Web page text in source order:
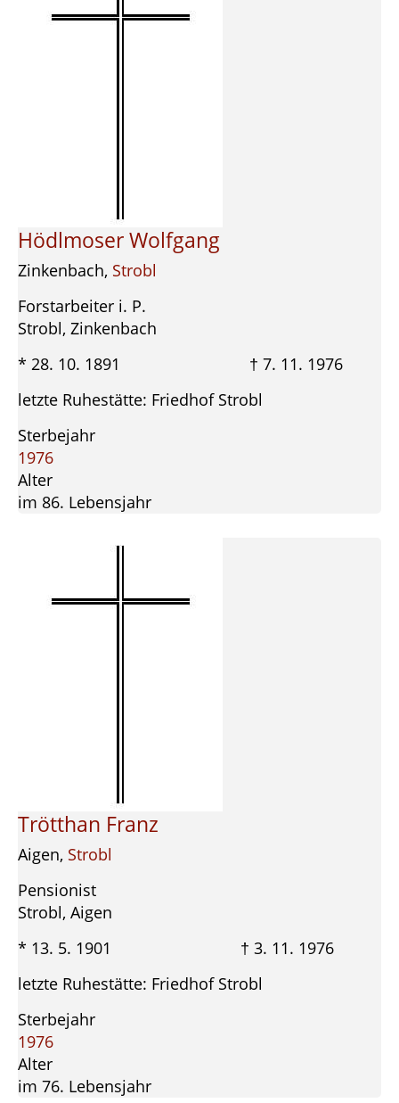
Hödlmoser Wolfgang
Zinkenbach, Strobl
Forstarbeiter i. P.
Strobl, Zinkenbach
* 28. 10. 1891 † 7. 11. 1976
letzte Ruhestätte: Friedhof Strobl
Sterbejahr
1976
Alter
im 86. Lebensjahr
Trötthan Franz
Aigen, Strobl
Pensionist
Strobl, Aigen
* 13. 5. 1901 † 3. 11. 1976
letzte Ruhestätte: Friedhof Strobl
Sterbejahr
1976
Alter
im 76. Lebensjahr